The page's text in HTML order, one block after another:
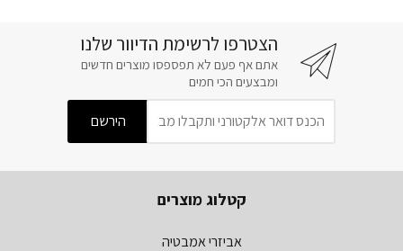
הצטרפו לרשימת הדיוור שלנו
אתם אף פעם לא תפספסו מוצרים חדשים
ומבצעים הכי חמים
קטלוג מוצרים
אביזרי אמבטיה